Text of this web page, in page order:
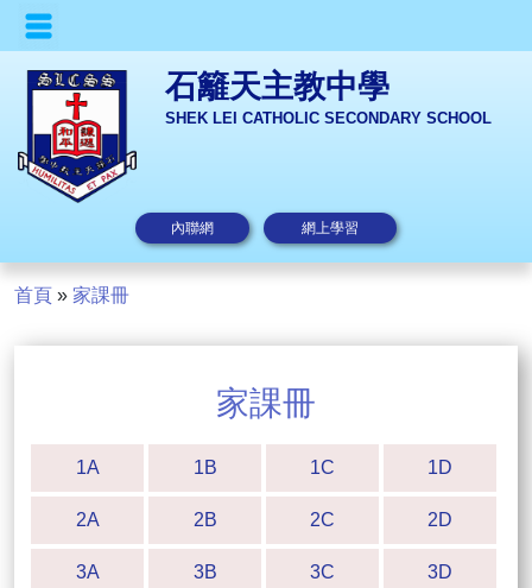
石籬天主教中學
SHEK LEI CATHOLIC SECONDARY SCHOOL
內聯網 網上學習
首頁 » 家課冊
家課冊
1A 1B 1C 1D
2A 2B 2C 2D
3A 3B 3C 3D